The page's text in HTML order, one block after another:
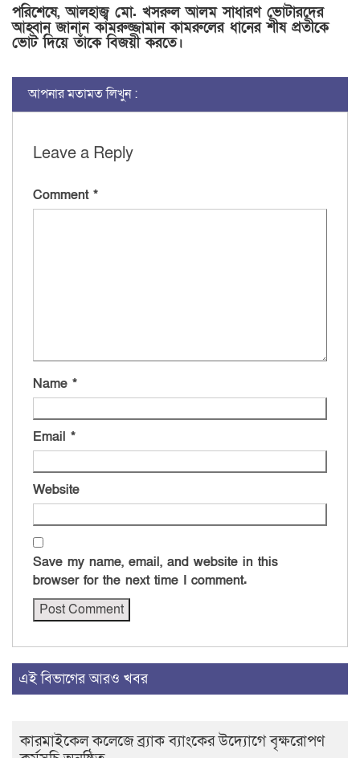
পরিশেষে, আলহাজ্ব মো. খসরুল আলম সাধারণ ভোটারদের
আহ্বান জানান কামরুজ্জামান কামরুলের ধানের শীষ প্রতীকে
ভোট দিয়ে তাঁকে বিজয়ী করতে।
আপনার মতামত লিখুন :
Leave a Reply
Comment *
Name *
Email *
Website
Save my name, email, and website in this
browser for the next time I comment.
এই বিভাগের আরও খবর
কারমাইকেল কলেজে ব্র্যাক ব্যাংকের উদ্যোগে বৃক্ষরোপণ